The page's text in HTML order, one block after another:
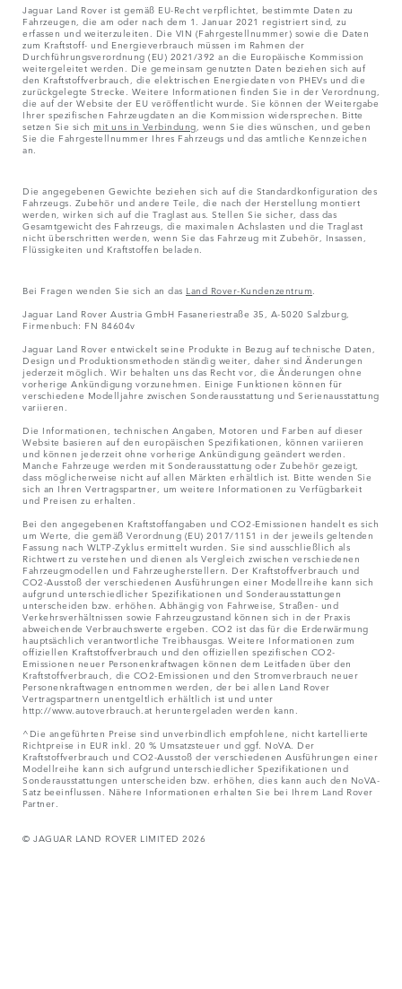
Jaguar Land Rover ist gemäß EU-Recht verpflichtet, bestimmte Daten zu
Fahrzeugen, die am oder nach dem 1. Januar 2021 registriert sind, zu
erfassen und weiterzuleiten. Die VIN (Fahrgestellnummer) sowie die Daten
zum Kraftstoff- und Energieverbrauch müssen im Rahmen der
Durchführungsverordnung (EU) 2021/392 an die Europäische Kommission
weitergeleitet werden. Die gemeinsam genutzten Daten beziehen sich auf
den Kraftstoffverbrauch, die elektrischen Energiedaten von PHEVs und die
zurückgelegte Strecke. Weitere Informationen finden Sie in der Verordnung,
die auf der Website der EU veröffentlicht wurde. Sie können der Weitergabe
Ihrer spezifischen Fahrzeugdaten an die Kommission widersprechen. Bitte
setzen Sie sich mit uns in Verbindung , wenn Sie dies wünschen, und geben
Sie die Fahrgestellnummer Ihres Fahrzeugs und das amtliche Kennzeichen
an.
Die angegebenen Gewichte beziehen sich auf die Standardkonfiguration des
Fahrzeugs. Zubehör und andere Teile, die nach der Herstellung montiert
werden, wirken sich auf die Traglast aus. Stellen Sie sicher, dass das
Gesamtgewicht des Fahrzeugs, die maximalen Achslasten und die Traglast
nicht überschritten werden, wenn Sie das Fahrzeug mit Zubehör, Insassen,
Flüssigkeiten und Kraftstoffen beladen.
Bei Fragen wenden Sie sich an das Land Rover-Kundenzentrum
Jaguar Land Rover Austria GmbH Fasaneriestraße 35, A-5020 Salzburg,
Firmenbuch: FN 84604v
Jaguar Land Rover entwickelt seine Produkte in Bezug auf technische Daten,
Design und Produktionsmethoden ständig weiter, daher sind Änderungen
jederzeit möglich. Wir behalten uns das Recht vor, die Änderungen ohne
vorherige Ankündigung vorzunehmen. Einige Funktionen können für
verschiedene Modelljahre zwischen Sonderausstattung und Serienausstattung
variieren.
Die Informationen, technischen Angaben, Motoren und Farben auf dieser
Website basieren auf den europäischen Spezifikationen, können variieren
und können jederzeit ohne vorherige Ankündigung geändert werden.
Manche Fahrzeuge werden mit Sonderausstattung oder Zubehör gezeigt,
dass möglicherweise nicht auf allen Märkten erhältlich ist. Bitte wenden Sie
sich an Ihren Vertragspartner, um weitere Informationen zu Verfügbarkeit
und Preisen zu erhalten.
Bei den angegebenen Kraftstoffangaben und CO2-Emissionen handelt es sich
um Werte, die gemäß Verordnung (EU) 2017/1151 in der jeweils geltenden
Fassung nach WLTP-Zyklus ermittelt wurden. Sie sind ausschließlich als
Richtwert zu verstehen und dienen als Vergleich zwischen verschiedenen
Fahrzeugmodellen und Fahrzeugherstellern. Der Kraftstoffverbrauch und
CO2-Ausstoß der verschiedenen Ausführungen einer Modellreihe kann sich
aufgrund unterschiedlicher Spezifikationen und Sonderausstattungen
unterscheiden bzw. erhöhen. Abhängig von Fahrweise, Straßen- und
Verkehrsverhältnissen sowie Fahrzeugzustand können sich in der Praxis
abweichende Verbrauchswerte ergeben. CO2 ist das für die Erderwärmung
hauptsächlich verantwortliche Treibhausgas. Weitere Informationen zum
offiziellen Kraftstoffverbrauch und den offiziellen spezifischen CO2-
Emissionen neuer Personenkraftwagen können dem Leitfaden über den
Kraftstoffverbrauch, die CO2-Emissionen und den Stromverbrauch neuer
Personenkraftwagen entnommen werden, der bei allen Land Rover
Vertragspartnern unentgeltlich erhältlich ist und unter
http://www.autoverbrauch.at heruntergeladen werden kann.
^Die angeführten Preise sind unverbindlich empfohlene, nicht kartellierte
Richtpreise in EUR inkl. 20 % Umsatzsteuer und ggf. NoVA. Der
Kraftstoffverbrauch und CO2-Ausstoß der verschiedenen Ausführungen einer
Modellreihe kann sich aufgrund unterschiedlicher Spezifikationen und
Sonderausstattungen unterscheiden bzw. erhöhen, dies kann auch den NoVA-
Satz beeinflussen. Nähere Informationen erhalten Sie bei Ihrem Land Rover
Partner.
© JAGUAR LAND ROVER LIMITED 2026